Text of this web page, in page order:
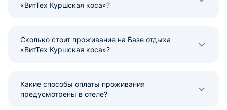
«ВитТех Куршская коса»?
Сколько стоит проживание на Базе отдыха
«ВитТех Куршская коса»?
Какие способы оплаты проживания
предусмотрены в отеле?